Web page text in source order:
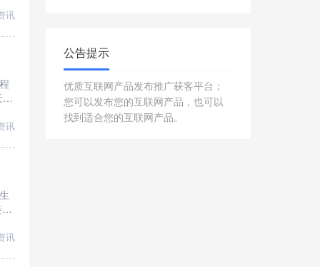
讯
讯
讯
公告提示
优质互联网产品发布推广获客平台；
您可以发布您的互联网产品，也可以
找到适合您的互联网产品。